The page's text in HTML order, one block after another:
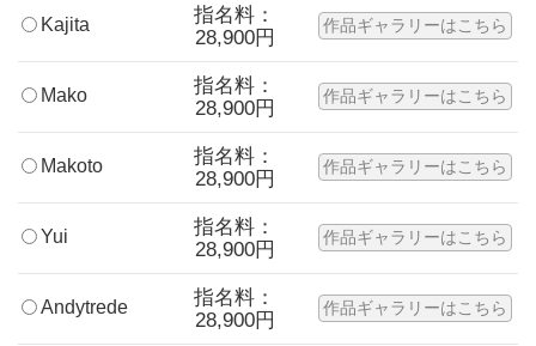
Kajita
指名料：
28,900円
作品ギャラリーはこちら
Mako
指名料：
28,900円
作品ギャラリーはこちら
Makoto
指名料：
28,900円
作品ギャラリーはこちら
Yui
指名料：
28,900円
作品ギャラリーはこちら
Andytrede
指名料：
28,900円
作品ギャラリーはこちら